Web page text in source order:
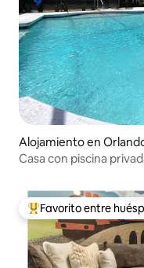
Alojamiento en
Casa con piscina
Favorito entre
Favorito entre